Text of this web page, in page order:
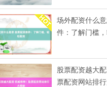
场外配资什么
件：了解门槛
股票配资越大
票配资网站排